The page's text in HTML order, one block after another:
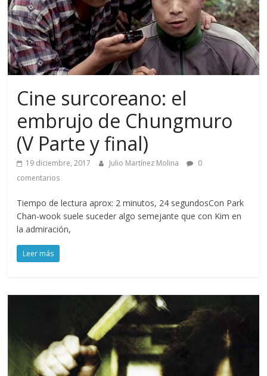
Cine surcoreano: el
embrujo de Chungmuro
(V Parte y final)
19 diciembre, 2017 Julio Martínez Molina
0
comentarios
Tiempo de lectura aprox: 2 minutos, 24 segundosCon Park
Chan-wook suele suceder algo semejante que con Kim en
la admiración,
Leer más